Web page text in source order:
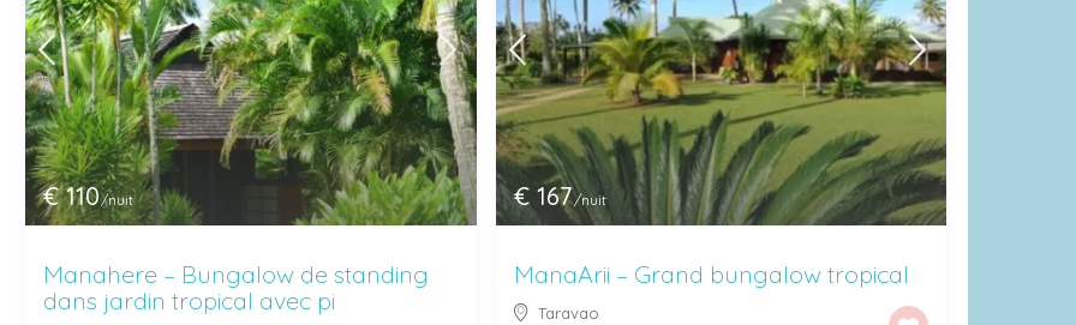
€ 110/nuit
Manahere – Bungalow de standing
dans jardin tropical avec pi
€ 167/nuit
ManaArii – Grand bungalow tropical
Taravao